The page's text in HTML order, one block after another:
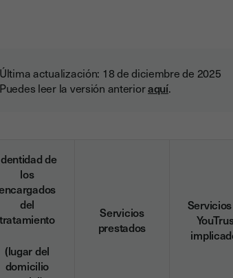
Última actualización: 18 de diciembre de 2025
Puedes leer la versión anterioraquí.
de
los
del
tratamiento
(lugar del
domicilio
Servicios
prestados